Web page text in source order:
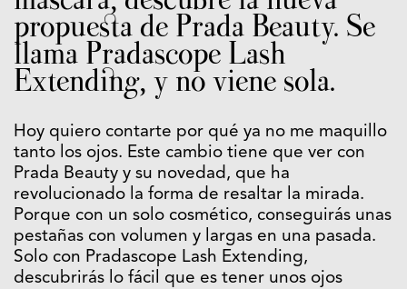
propuesta de Prada Beauty. Se
llama Pradascope Lash
Extending, y no viene sola.
Hoy quiero contarte por qué ya no me maquillo
tanto los ojos. Este cambio tiene que ver con
Prada Beauty y su novedad, que ha
revolucionado la forma de resaltar la mirada.
Porque con un solo cosmético, conseguirás unas
pestañas con volumen y largas en una pasada.
Solo con Pradascope Lash Extending,
descubrirás lo fácil que es tener unos ojos